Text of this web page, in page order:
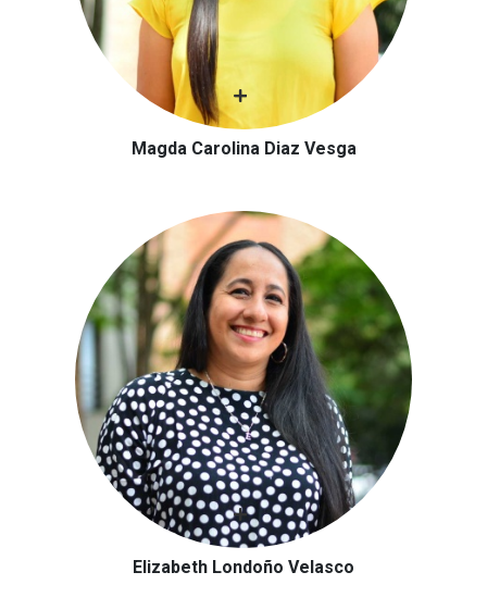
Magda Carolina Diaz Vesga
Elizabeth Londoño Velasco